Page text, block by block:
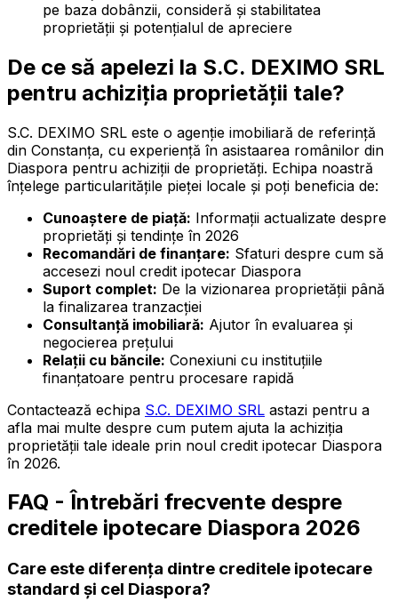
pe baza dobânzii, consideră și stabilitatea
proprietății și potențialul de apreciere
De ce să apelezi la S.C. DEXIMO SRL
pentru achiziția proprietății tale?
S.C. DEXIMO SRL este o agenție imobiliară de referință
din Constanța, cu experiență în asistaarea românilor din
Diaspora pentru achiziții de proprietăți. Echipa noastră
înțelege particularitățile pieței locale și poți beneficia de:
Cunoaștere de piață: Informații actualizate despre
proprietăți și tendințe în 2026
Recomandări de finanțare: Sfaturi despre cum să
accesezi noul credit ipotecar Diaspora
Suport complet: De la vizionarea proprietății până
la finalizarea tranzacției
Consultanță imobiliară: Ajutor în evaluarea și
negocierea prețului
Relații cu băncile: Conexiuni cu instituțiile
finanțatoare pentru procesare rapidă
Contactează echipa S.C. DEXIMO SRL astazi pentru a
afla mai multe despre cum putem ajuta la achiziția
proprietății tale ideale prin noul credit ipotecar Diaspora
în 2026.
FAQ - Întrebări frecvente despre
creditele ipotecare Diaspora 2026
Care este diferența dintre creditele ipotecare
standard și cel Diaspora?